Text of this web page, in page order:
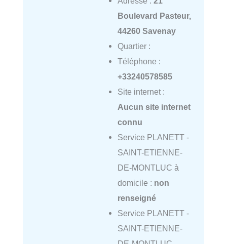
Boulevard Pasteur,
44260 Savenay
Quartier :
Téléphone :
+33240578585
Site internet :
Aucun site internet
connu
Service PLANETT -
SAINT-ETIENNE-
DE-MONTLUC à
domicile : non
renseigné
Service PLANETT -
SAINT-ETIENNE-